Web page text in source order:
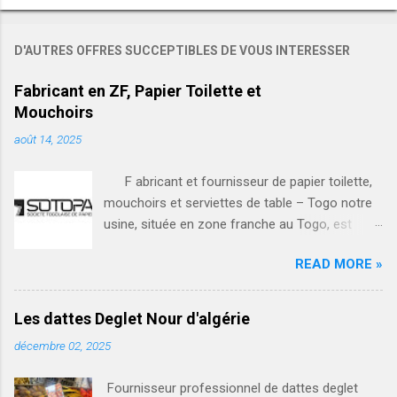
D'AUTRES OFFRES SUCCEPTIBLES DE VOUS INTERESSER
Fabricant en ZF, Papier Toilette et
Mouchoirs
août 14, 2025
F abricant et fournisseur de papier toilette,
mouchoirs et serviettes de table – Togo notre
usine, située en zone franche au Togo, est
gros de produits hygiéniques de haute qualité : •
papier toilette (rouleaux simples et doubles,
différents grammages) • mouchoirs en papier
(boîtes) • serviettes de table (blanches ou
personnalisées) nos avantages : • production
READ MORE »
Les dattes Deglet Nour d'algérie
décembre 02, 2025
Fournisseur professionnel de dattes deglet